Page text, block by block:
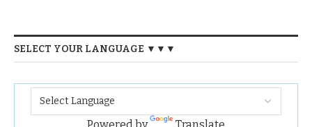
Đặc biệt, với tuyến metro số 4 đi ngang quadự án
Lancaster Lincolnsẽ tạo nên một hệ thống giao
thông cực kỳ thuận lợi cho cư dân. Với tiềm năng
của hệ thống hạ tầng đồng bộ trong tương lai,
Phòng tập GYM.
SELECT YOUR LANGUAGE ▼▼▼